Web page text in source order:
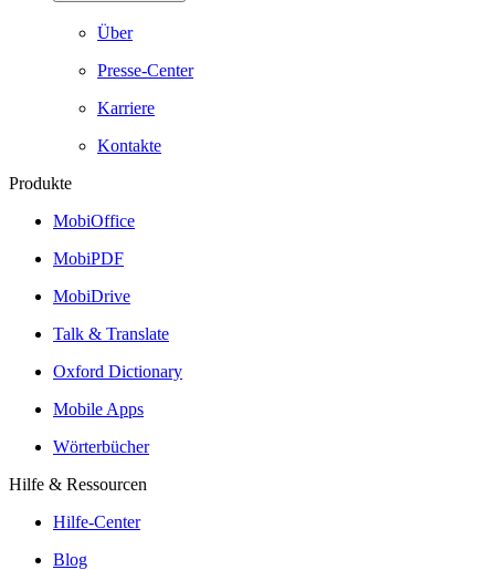
Über
Presse-Center
Karriere
Kontakte
Produkte
MobiOffice
MobiPDF
MobiDrive
Talk & Translate
Oxford Dictionary
Mobile Apps
Wörterbücher
Hilfe & Ressourcen
Hilfe-Center
Blog